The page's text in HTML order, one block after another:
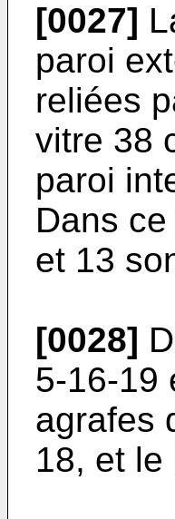
[0027]
paroi
reliées
vitre 38
paroi
Dans
et 13
[0028]
5-16-19
agrafes
18, et